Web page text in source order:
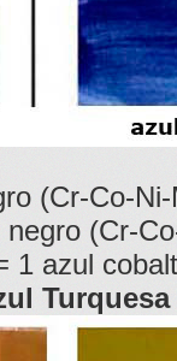
(Cr-Co-
(Cr-
1 azul
Turquesa